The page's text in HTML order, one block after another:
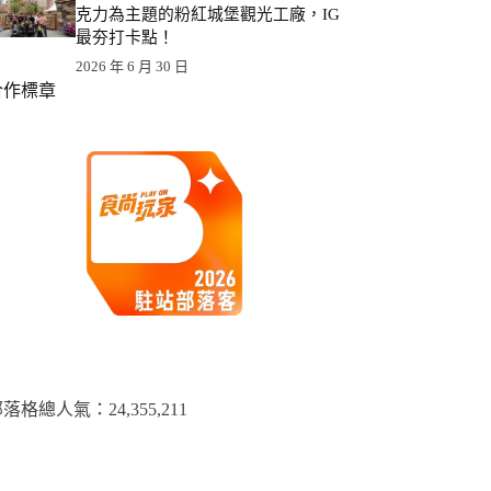
克力為主題的粉紅城堡觀光工廠，IG
最夯打卡點！
2026 年 6 月 30 日
作標章
格總人氣：​24,355,211